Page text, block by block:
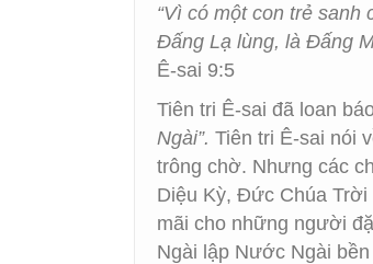
“Vì có một con trẻ
Đấng Lạ lùng, là Đấng
Ê-sai 9:5
Tiên tri Ê-sai đã loan
Ngài”. Tiên tri Ê-sai nói
trông chờ. Nhưng các
Diệu Kỳ, Đức Chúa
mãi cho những người
Ngài lập Nước Ngài